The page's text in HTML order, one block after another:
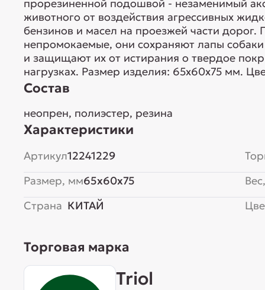
прорезиненной подошвой - незаменимый
животного от воздействия агрессивных
бензинов и масел на проезжей части
непромокаемые, они сохраняют лапы
и защищают их от истирания о твердое
нагрузках. Размер изделия: 65х60х75 мм.
Состав
неопрен, полиэстер, резина
Характеристики
Артикул12241229
Размер, мм65x60x75
Страна КИТАЙ
Торговая марка
Triol